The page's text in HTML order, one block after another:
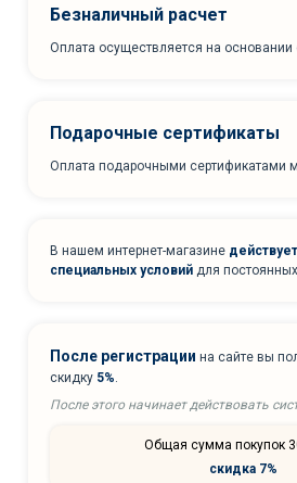
Безналичный расчет
Оплата осуществляется на основании
Подарочные сертификаты
Оплата подарочными сертификатами
В нашем интернет-магазине
специальных условий для
После регистрации на сайте вы
скидку 5%.
После этого начинает действовать
Общая сумма покупок
скидка 7%